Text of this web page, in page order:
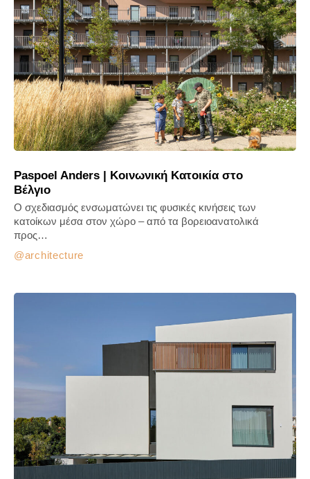
Paspoel Anders | Κοινωνική Κατοικία στο
Βέλγιο
architecture
Ο σχεδιασμός ενσωματώνει τις φυσικές κινήσεις των
κατοίκων μέσα στον χώρο – από τα βορειοανατολικά
προς…